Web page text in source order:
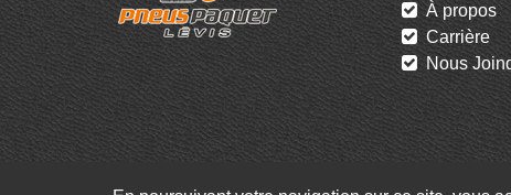
À propos
Carrière
Nous